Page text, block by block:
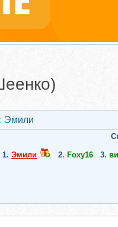
Эмили
1. Эмили 2. Foxy16 3.